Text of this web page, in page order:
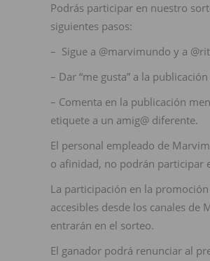
Podrás participar en nuestro
siguientes pasos:
– Sigue a @marvimundo y a
– Dar “me gusta” a la
– Comenta en la publicación
etiquete a un amig@ diferente.
El personal empleado de
o afinidad, no podrán participar
La participación en la
accesibles desde los canales
entrarán en el sorteo.
El ganador podrá renunciar al